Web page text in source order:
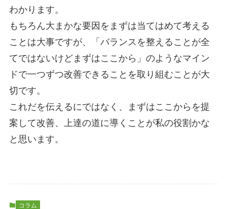
わかります。
もちろん大まかな要因をまずは当てはめて考える
ことは大事ですが、「バランスを整えることが全
てではないけどまずはここから」のようなマイン
ドで一つずつ改善できることを取り組むことが大
切です。
これだを伝えるにではなく、まずはここからを提
案して改善、上達の道に導くことが私の役割かな
と思います。
コラム